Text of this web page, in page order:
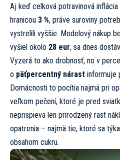
Aj keď celková potravinová
hranicou 3 %, práve suroviny
vystrelili vyššie. Modelový nákup
vyšiel okolo 28 eur, sa dnes
Vyzerá to ako drobnosť, no v
o päťpercentný nárast informuje
Domácnosti to pocítia najmä pri
veľkom pečení, ktoré je pred
neprispieva len prirodzený rast
opatrenia – najmä tie, ktoré sa
obsahom cukru.